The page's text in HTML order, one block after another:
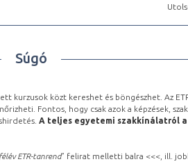
Súgó
kurzusok közt kereshet és böngészhet. Az
Fontos, hogy csak azok a képzések,
A teljes egyetemi szakkínálatról a
ETR-tanrend” felirat melletti balra <<<, ill.